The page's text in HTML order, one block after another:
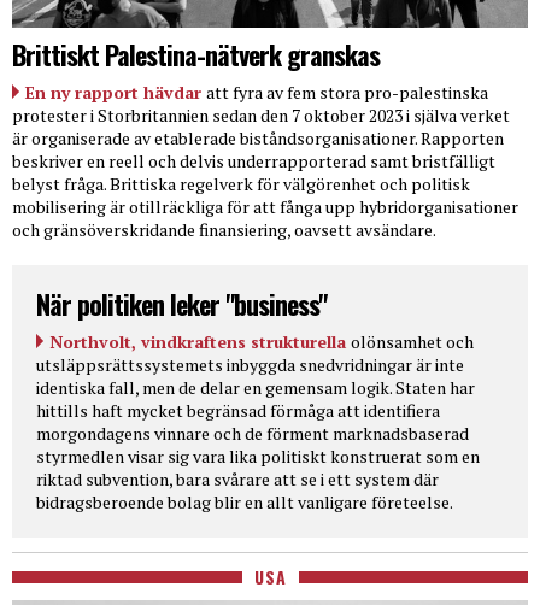
Brittiskt Palestina-nätverk granskas
En ny rapport hävdar att fyra av fem stora pro-palestinska
protester i Storbritannien sedan den 7 oktober 2023 i själva verket
är organiserade av etablerade biståndsorganisationer. Rapporten
beskriver en reell och delvis underrapporterad samt bristfälligt
belyst fråga. Brittiska regelverk för välgörenhet och politisk
mobilisering är otillräckliga för att fånga upp hybridorganisationer
och gränsöverskridande finansiering, oavsett avsändare.
När politiken leker "business"
Northvolt, vindkraftens strukturella olönsamhet och
utsläppsrättssystemets inbyggda snedvridningar är inte
identiska fall, men de delar en gemensam logik. Staten har
hittills haft mycket begränsad förmåga att identifiera
morgondagens vinnare och de förment marknadsbaserad
styrmedlen visar sig vara lika politiskt konstruerat som en
riktad subvention, bara svårare att se i ett system där
bidragsberoende bolag blir en allt vanligare företeelse.
USA